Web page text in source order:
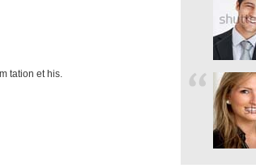
tation et his.